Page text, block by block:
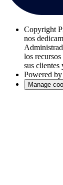
Copyright
nos
los
sus clientes
Powered by
Manage